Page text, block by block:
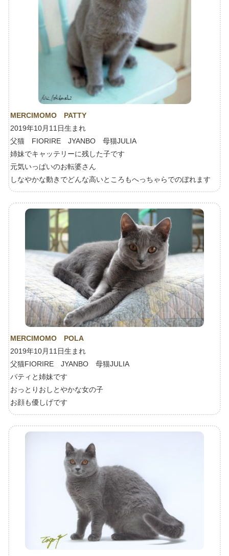
MERCIMOMO PATTY
2019年10月11日生まれ
父猫 FIORIRE JYANBO 母猫JULIA
姉妹でキャッテリーに残した子です
元気いっぱいのお転婆さん
しなやかな動きでどんな高いところもへっちゃらでのぼれます
MERCIMOMO POLA
2019年10月11日生まれ
父猫FIORIRE JYANBO 母猫JULIA
パティと姉妹です
おっとりおしとやかな女の子
お顔も優しげです